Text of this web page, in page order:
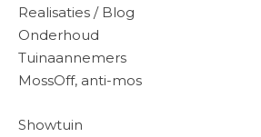
Realisaties / Blog
Onderhoud
Tuinaannemers
MossOff, anti-mos
Showtuin